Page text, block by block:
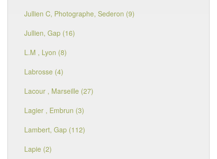
Jullien C, Photographe, Sederon (9)
Jullien, Gap (16)
L.M , Lyon (8)
Labrosse (4)
Lacour , Marseille (27)
Lagier , Embrun (3)
Lambert, Gap (112)
Lapie (2)